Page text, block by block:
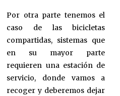
Por otra parte tenemos el
caso de las bicicletas
compartidas, sistemas que
en su mayor parte
requieren una estación de
servicio, donde vamos a
recoger y deberemos dejar